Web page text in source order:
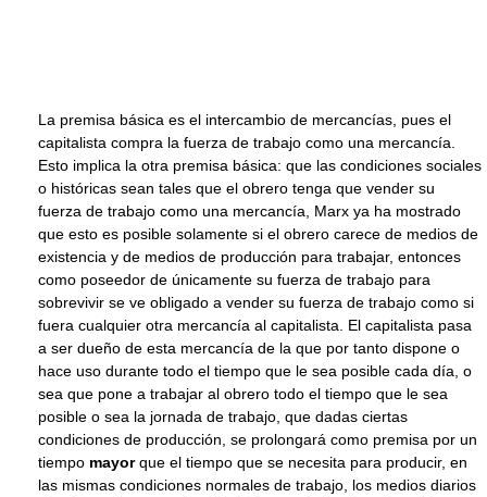
La premisa básica es el intercambio de mercancías, pues el
capitalista compra la fuerza de trabajo como una mercancía.
Esto implica la otra premisa básica: que las condiciones sociales
o históricas sean tales que el obrero tenga que vender su
fuerza de trabajo como una mercancía, Marx ya ha mostrado
que esto es posible solamente si el obrero carece de medios de
existencia y de medios de producción para trabajar, entonces
como poseedor de únicamente su fuerza de trabajo para
sobrevivir se ve obligado a vender su fuerza de trabajo como si
fuera cualquier otra mercancía al capitalista. El capitalista pasa
a ser dueño de esta mercancía de la que por tanto dispone o
hace uso durante todo el tiempo que le sea posible cada día, o
sea que pone a trabajar al obrero todo el tiempo que le sea
posible o sea la jornada de trabajo, que dadas ciertas
condiciones de producción, se prolongará como premisa por un
tiempo mayorque el tiempo que se necesita para producir, en
las mismas condiciones normales de trabajo, los medios diarios